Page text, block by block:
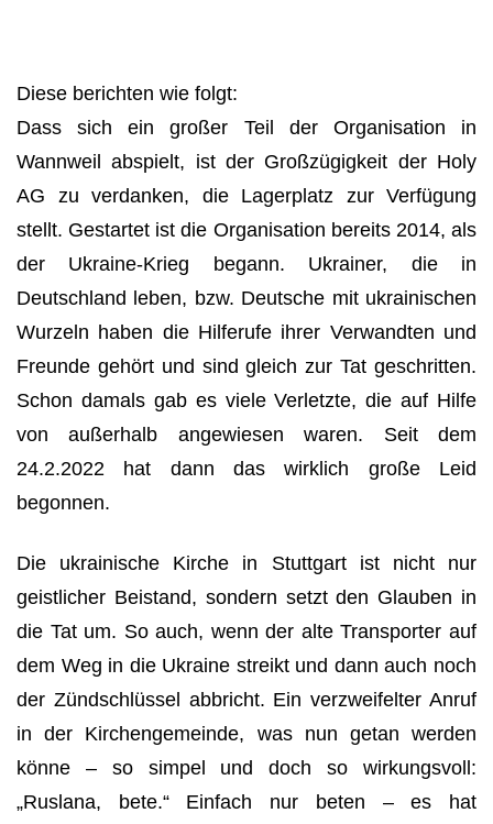
Diese berichten wie folgt:
Dass sich ein großer Teil der Organisation in
Wannweil abspielt, ist der Großzügigkeit der Holy
AG zu verdanken, die Lagerplatz zur Verfügung
stellt. Gestartet ist die Organisation bereits 2014, als
der Ukraine-Krieg begann. Ukrainer, die in
Deutschland leben, bzw. Deutsche mit ukrainischen
Wurzeln haben die Hilferufe ihrer Verwandten und
Freunde gehört und sind gleich zur Tat geschritten.
Schon damals gab es viele Verletzte, die auf Hilfe
von außerhalb angewiesen waren. Seit dem
24.2.2022 hat dann das wirklich große Leid
begonnen.
Die ukrainische Kirche in Stuttgart ist nicht nur
geistlicher Beistand, sondern setzt den Glauben in
die Tat um. So auch, wenn der alte Transporter auf
dem Weg in die Ukraine streikt und dann auch noch
der Zündschlüssel abbricht. Ein verzweifelter Anruf
in der Kirchengemeinde, was nun getan werden
könne – so simpel und doch so wirkungsvoll:
„Ruslana, bete.“ Einfach nur beten – es hat